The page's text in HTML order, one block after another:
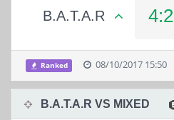
B.A.T.A.R 4:2
Ranked 08/10/2017 15:50
B.A.T.A.R VS MIXED